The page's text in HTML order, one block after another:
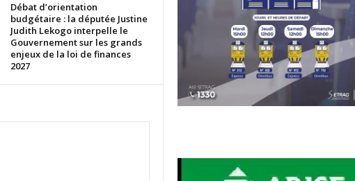
Débat d’orientation
budgétaire : la députée Justine
Judith Lekogo interpelle le
Gouvernement sur les grands
enjeux de la loi de finances
2027